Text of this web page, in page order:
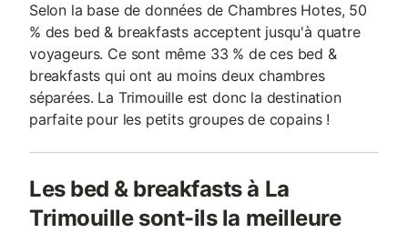
Selon la base de données de Chambres Hotes, 50
% des bed & breakfasts acceptent jusqu'à quatre
voyageurs. Ce sont même 33 % de ces bed &
breakfasts qui ont au moins deux chambres
séparées. La Trimouille est donc la destination
parfaite pour les petits groupes de copains !
Les bed & breakfasts à La
Trimouille sont-ils la meilleure